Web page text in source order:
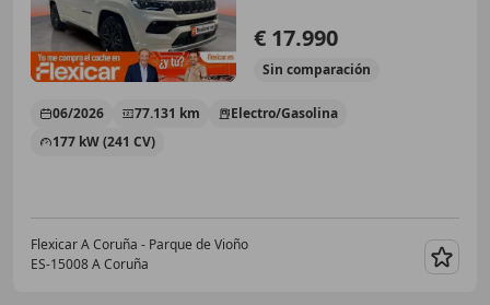
€ 17.990
Sin comparación
06/2026 77.131 km
Electro/Gasolina
177 kW (241 CV)
Flexicar A Coruña - Parque de Vioño
ES-15008 A Coruña